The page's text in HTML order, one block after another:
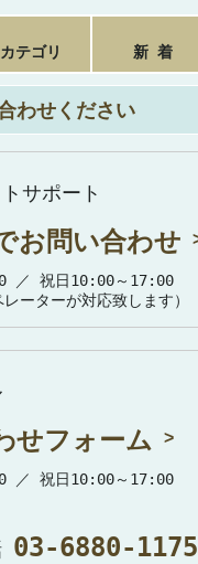
カテゴリ 新 着
わせください
サポート
お問い合わせ
／ 祝日10:00～17:00
レーターが対応致します）
せフォーム
／ 祝日10:00～17:00
03-6880-1175